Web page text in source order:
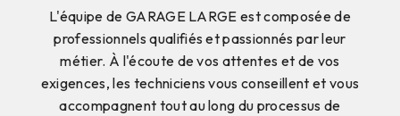
L'équipe de GARAGE LARGE est composée de
professionnels qualifiés et passionnés par leur
métier. À l'écoute de vos attentes et de vos
exigences, les techniciens vous conseillent et vous
accompagnent tout au long du processus de